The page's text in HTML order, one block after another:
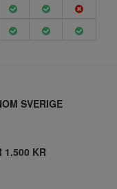
SVERIGE
1.500 KR